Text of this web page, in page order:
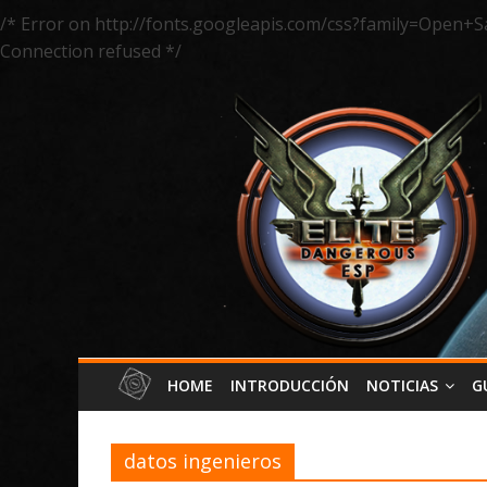
/* Error on http://fonts.googleapis.com/
Connection refused */
HOME INTRODUCCIÓN NOTICIAS
datos ingenieros